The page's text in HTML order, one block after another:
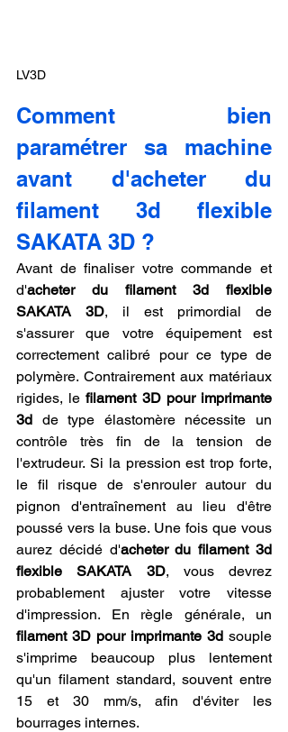
LV3D
Comment bien
paramétrer sa machine
avant d'acheter du
filament 3d flexible
SAKATA 3D ?
Avant de finaliser votre commande et
d'acheter du filament 3d flexible
SAKATA 3D, il est primordial de
s'assurer que votre équipement est
correctement calibré pour ce type de
polymère. Contrairement aux matériaux
rigides, le filament 3D pour imprimante
3d de type élastomère nécessite un
contrôle très fin de la tension de
l'extrudeur. Si la pression est trop forte,
le fil risque de s'enrouler autour du
pignon d'entraînement au lieu d'être
poussé vers la buse. Une fois que vous
aurez décidé d'acheter du filament 3d
flexible SAKATA 3D, vous devrez
probablement ajuster votre vitesse
filament 3D pour imprimante 3d souple
s'imprime beaucoup plus lentement
qu'un filament standard, souvent entre
15 et 30 mm/s, afin d'éviter les
bourrages internes.